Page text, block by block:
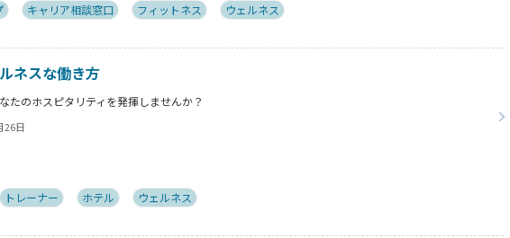
キャリア相談窓口 フィットネス ウェルネス
ネスな働き方
たのホスピタリティを発揮しませんか？
26日
トレーナー ホテル ウェルネス